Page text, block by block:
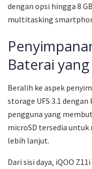
dengan opsi hingga 8
multitasking
Baterai
Beralih ke aspek
storage UFS 3.1
pengguna yang
microSD tersedia
lebih lanjut.
Dari sisi daya, iQOO